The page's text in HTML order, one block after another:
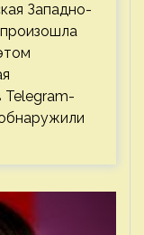
Западно-
Telegram-